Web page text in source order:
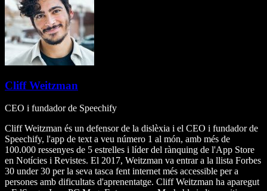
Cliff Weitzman
CEO i fundador de Speechify
Cliff Weitzman és un defensor de la dislèxia i el CEO i fundador de
Speechify, l'app de text a veu número 1 al món, amb més de
100.000 ressenyes de 5 estrelles i líder del rànquing de l'App Store
en Notícies i Revistes. El 2017, Weitzman va entrar a la llista Forbes
30 under 30 per la seva tasca fent internet més accessible per a
persones amb dificultats d'aprenentatge. Cliff Weitzman ha aparegut